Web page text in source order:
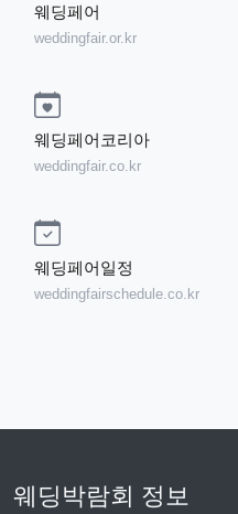
웨딩페어
weddingfair.or.kr
웨딩페어코리아
weddingfair.co.kr
웨딩페어일정
weddingfairschedule.co.kr
웨딩박람회 정보